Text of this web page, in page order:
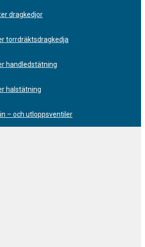
dragkedjor
torrdräktsdragkedja
handledstätning
halstätning
– och utloppsventiler